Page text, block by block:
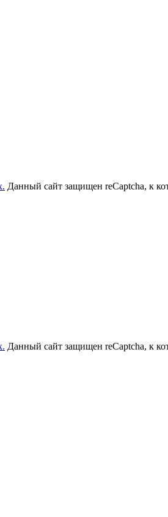
Данный сайт защищен reCaptcha, к
Данный сайт защищен reCaptcha, к